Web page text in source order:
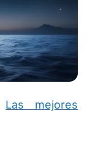
Las mejores